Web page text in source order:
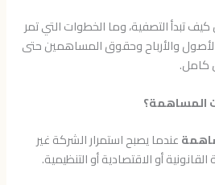
تبدأ التصفية، وما الخطوات التي تمر
والأرباح وحقوق المساهمين حتى
كامل.
المساهمة؟
عندما يصبح استمرار الشركة غير
أو الاقتصادية أو التنظيمية.